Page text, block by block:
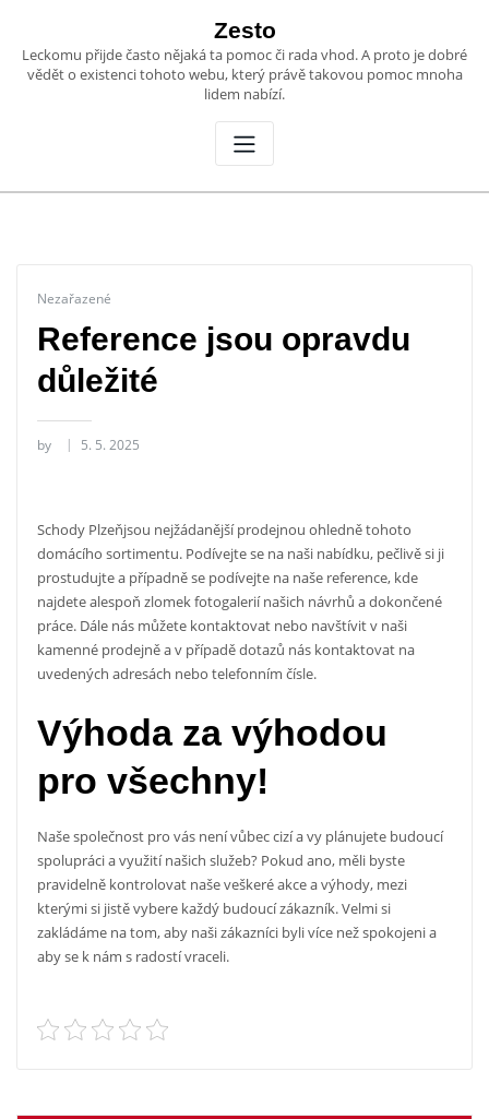
content
Zesto
Leckomu přijde často nějaká ta pomoc či rada vhod. A proto je dobré
vědět o existenci tohoto webu, který právě takovou pomoc mnoha
lidem nabízí.
Nezařazené
Reference jsou opravdu
důležité
by 5. 5. 2025
Schody Plzeňjsou nejžádanější prodejnou ohledně tohoto
domácího sortimentu. Podívejte se na naši nabídku, pečlivě si ji
prostudujte a případně se podívejte na naše reference, kde
najdete alespoň zlomek fotogalerií našich návrhů a dokončené
práce. Dále nás můžete kontaktovat nebo navštívit v naši
kamenné prodejně a v případě dotazů nás kontaktovat na
uvedených adresách nebo telefonním čísle.
Výhoda za výhodou
pro všechny!
Naše společnost pro vás není vůbec cizí a vy plánujete budoucí
spolupráci a využití našich služeb? Pokud ano, měli byste
pravidelně kontrolovat naše veškeré akce a výhody, mezi
kterými si jistě vybere každý budoucí zákazník. Velmi si
zakládáme na tom, aby naši zákazníci byli více než spokojeni a
aby se k nám s radostí vraceli.